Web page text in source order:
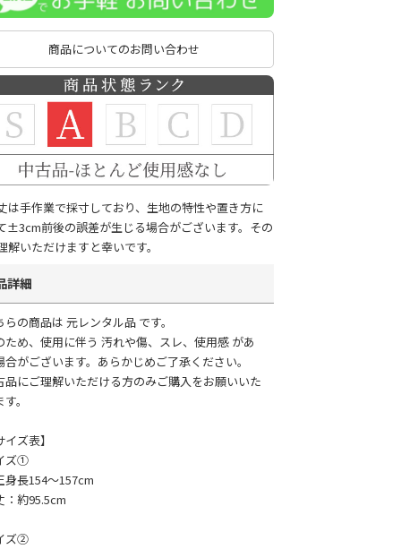
商品についてのお問い合わせ
は手作業で採寸しており、生地の特性や置き方に
±3cm前後の誤差が生じる場合がございます。その
解いただけますと幸いです。
詳細
らの商品は 元レンタル品 です。
ため、使用に伴う 汚れや傷、スレ、使用感 があ
合がございます。あらかじめご了承ください。
品にご理解いただける方のみご購入をお願いいた
。
ズ表】
ズ①
身長154～157cm
：約95.5cm
ズ②